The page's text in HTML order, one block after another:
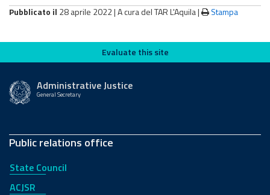
Pubblicato il 28 aprile 2022 |A cura del TAR L'Aquila| Stampa
Evaluate this siteEvaluate this site
Administrative Justice
General Secretary
Public relations office
State Council
ACJSR